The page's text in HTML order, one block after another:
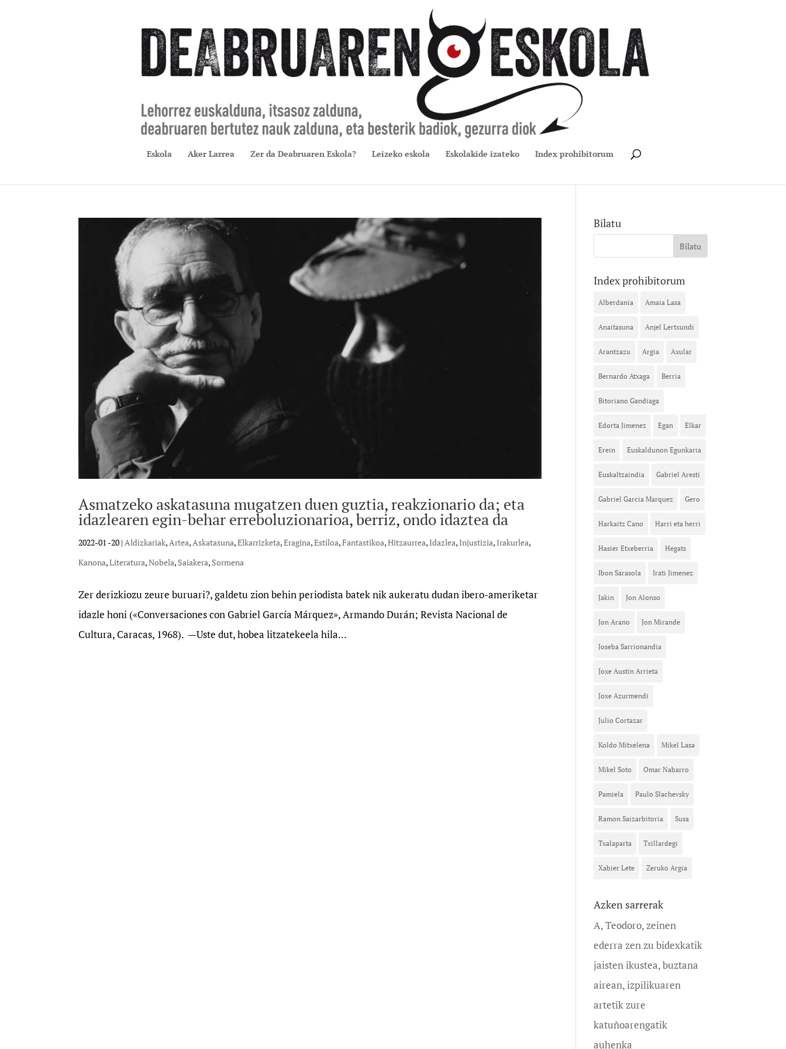
Eskola Aker Larrea Zer da Deabruaren Eskola? Leizeko eskola Eskolakide izateko Index prohibitorum
Asmatzeko askatasuna mugatzen duen guztia, reakzionario da; eta
idazlearen egin-behar erreboluzionarioa, berriz, ondo idaztea da
2022-01 -20 | Aldizkariak, Artea, Askatasuna,Elkarrizketa,Eragina,Estiloa,Fantastikoa,Hitzaurrea,Idazlea,Injustizia,Irakurlea,
Kanona,Literatura,Nobela, Saiakera, Sormena
Zer derizkiozu zeure buruari?, galdetu zion behin periodista batek nik aukeratu dudan ibero-ameriketar
idazle honi («Conversaciones con Gabriel García Márquez», Armando Durán; Revista Nacional de
Cultura, Caracas, 1968). —Uste dut, hobea litzatekeela hila...
Bilatu
Index prohibitorum
Alberdania Amaia Lasa
Anaitasuna Anjel Lertxundi
Arantzazu Argia Axular
Bernardo Atxaga Berria
Bitoriano Gandiaga
Edorta Jimenez Egan Elkar
Erein Euskaldunon Egunkaria
Euskaltzaindia Gabriel Aresti
Gabriel Garcia Marquez Gero
Harkaitz Cano Harri eta herri
Hasier Etxeberria Hegats
Ibon Sarasola Irati Jimenez
Jakin Jon Alonso
Jon Arano Jon Mirande
Joseba Sarrionandia
Joxe Austin Arrieta
Joxe Azurmendi
Julio Cortazar
Koldo Mitxelena Mikel Lasa
Mikel Soto Omar Nabarro
Pamiela Paulo Slachevsky
Ramon Saizarbitoria Susa
Txalaparta Txillardegi
Xabier Lete Zeruko Argia
Azken sarrerak
A, Teodoro, zeinen
ederra zen zu bidexkatik
jaisten ikustea, buztana
airean, izpilikuaren
artetik zure
katuñoarengatik
auhenka